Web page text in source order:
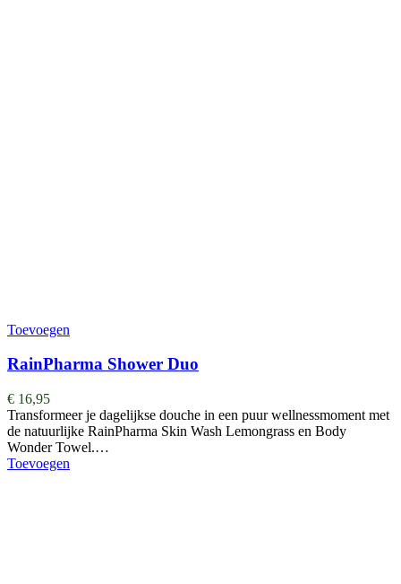
Toevoegen
RainPharma Shower Duo
€ 16,95
Transformeer je dagelijkse douche in een puur wellnessmoment met
de natuurlijke RainPharma Skin Wash Lemongrass en Body
Wonder Towel.…
Toevoegen